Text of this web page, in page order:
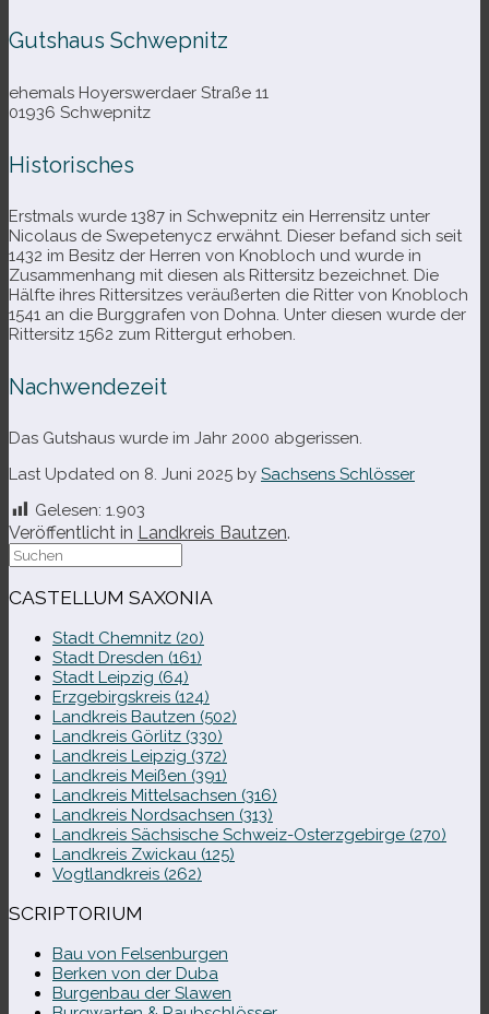
Gutshaus Schwepnitz
ehe­mals Hoyerswerdaer Straße 11
01936 Schwepnitz
Historisches
Erstmals wurde 1387 in Schwepnitz ein Herrensitz unter
Nicolaus de Swepetenycz erwähnt. Dieser befand sich seit
1432 im Besitz der Herren von Knobloch und wurde in
Zusammenhang mit die­sen als Rittersitz bezeich­net. Die
Hälfte ihres Rittersitzes ver­äu­ßer­ten die Ritter von Knobloch
1541 an die Burggrafen von Dohna. Unter die­sen wurde der
Rittersitz 1562 zum Rittergut erhoben.
Nachwendezeit
Das Gutshaus wurde im Jahr 2000 abgerissen.
Last Updated on 8. Juni 2025 by Sachsens Schlösser
Gelesen: 1.903
Veröffentlicht in Landkreis Bautzen.
Suche
nach:
CASTELLUM SAXONIA
Stadt Chemnitz (20)
Stadt Dresden (161)
Stadt Leipzig (64)
Erzgebirgskreis (124)
Landkreis Bautzen (502)
Landkreis Görlitz (330)
Landkreis Leipzig (372)
Landkreis Meißen (391)
Landkreis Mittelsachsen (316)
Landkreis Nordsachsen (313)
Landkreis Sächsische Schweiz-​Osterzgebirge (270)
Landkreis Zwickau (125)
Vogtlandkreis (262)
SCRIPTORIUM
Bau von Felsenburgen
Berken von der Duba
Burgenbau der Slawen